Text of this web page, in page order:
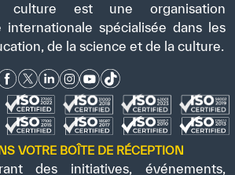
est une organisation
internationale spécialisée dans les
de la science et de la culture.
VOTRE BOÎTE DE RÉCEPTION
des initiatives, événements,